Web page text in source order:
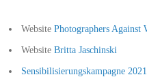
Website Photographers
Website Britta Jaschinski
Sensibilisierungskampagne 2021